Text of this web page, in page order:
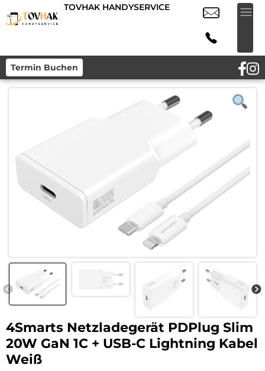
TOVHAK HANDYSERVICE
Termin Buchen
4Smarts Netzladegerät PDPlug Slim
20W GaN 1C + USB-C Lightning Kabel
Weiß